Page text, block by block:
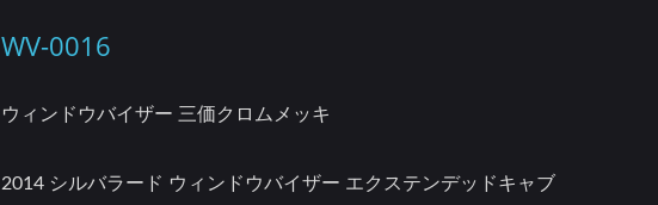
WV-0016
ウィンドウバイザー 三価クロムメッキ
2014 シルバラード ウィンドウバイザー エクステンデッドキャブ